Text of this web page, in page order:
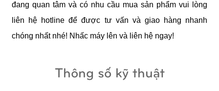
đang quan tâm và có nhu cầu mua sản phẩm vui lòng
liên hệ hotline để được tư vấn và giao hàng nhanh
chóng nhất nhé! Nhấc máy lên và liên hệ ngay!
Thông số kỹ thuật